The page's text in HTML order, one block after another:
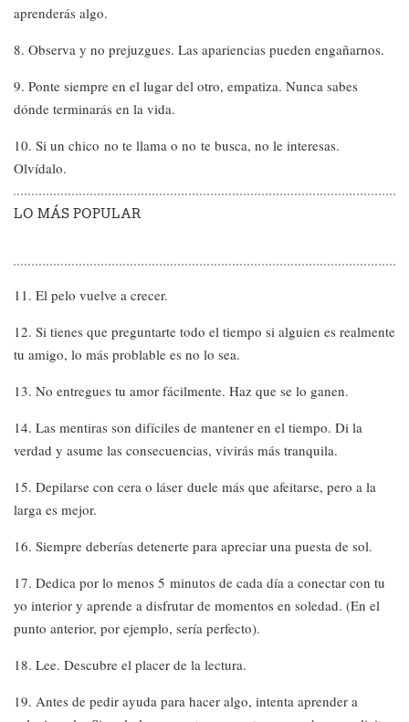
aprenderás algo.
8. Observa y no prejuzgues. Las apariencias pueden engañarnos.
9. Ponte siempre en el lugar del otro, empatiza. Nunca sabes
dónde terminarás en la vida.
10. Si un chico no te llama o no te busca, no le interesas.
Olvídalo.
LO MÁS POPULAR
11. El pelo vuelve a crecer.
12. Si tienes que preguntarte todo el tiempo si alguien es realmente
tu amigo, lo más problable es no lo sea.
13. No entregues tu amor fácilmente. Haz que se lo ganen.
14. Las mentiras son difíciles de mantener en el tiempo. Di la
verdad y asume las consecuencias, vivirás más tranquila.
15. Depilarse con cera o láser duele más que afeitarse, pero a la
larga es mejor.
16. Siempre deberías detenerte para apreciar una puesta de sol.
17. Dedica por lo menos 5 minutos de cada día a conectar con tu
yo interior y aprende a disfrutar de momentos en soledad. (En el
punto anterior, por ejemplo, sería perfecto).
18. Lee. Descubre el placer de la lectura.
19. Antes de pedir ayuda para hacer algo, intenta aprender a